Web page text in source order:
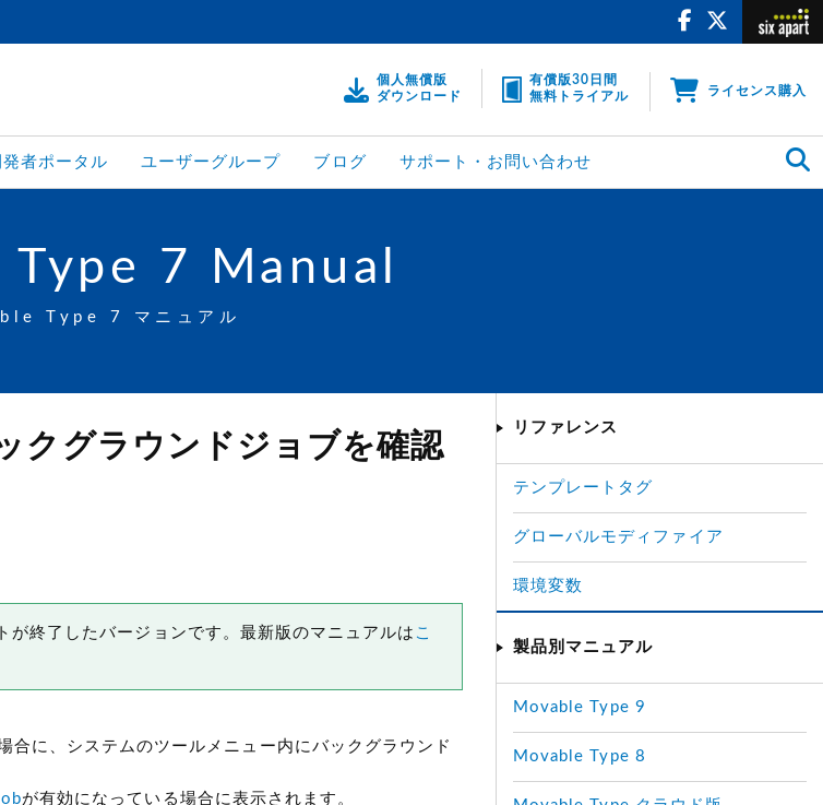
個人無償版
ダウンロード
有償版30日間
無料トライアル
ライセンス購入
発者ポータル ユーザーグループ ブログ サポート・お問い合わせ
7 Manual
Type 7 マニュアル
クグラウンドジョブを確認
終了したバージョンです。最新版のマニュアルは こ
合に、システムのツールメニュー内にバックグラウンド
が有効になっている場合に表示されます。
リファレンス
テンプレートタグ
グローバルモディファイア
環境変数
製品別マニュアル
Movable Type 9
Movable Type 8